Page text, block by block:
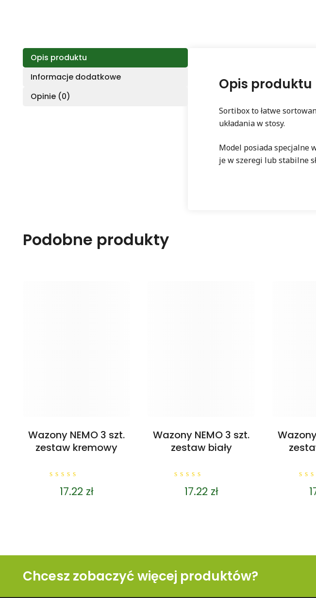
Opis produktu
Informacje dodatkowe
Opinie (0)
Opis produktu
Sortibox to łatwe
układania w stosy.
Model posiada specjalne
je w szeregi lub stabilne
Podobne produkty
Wazony NEMO 3 szt.
zestaw kremowy
out17.22 zł
Wazony NEMO 3 szt.
zestaw biały
out17.22 zł
Chcesz zobaczyć więcej produktów?